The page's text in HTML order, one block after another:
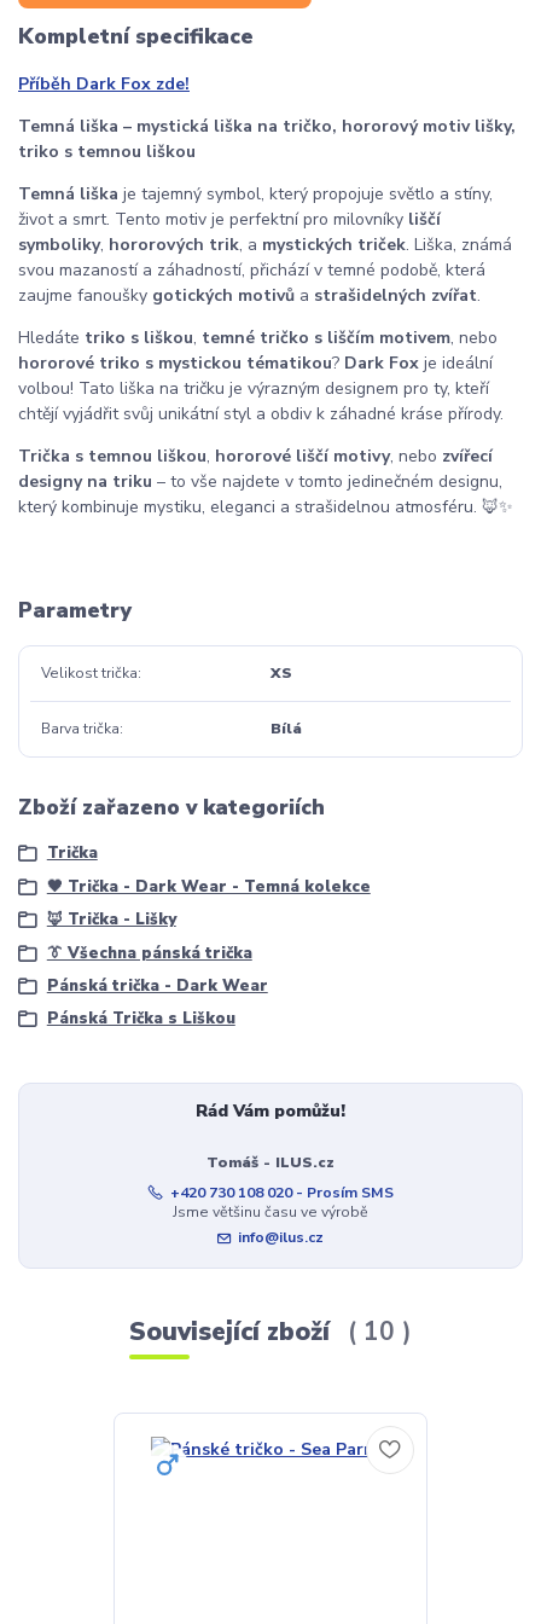
Kompletní specifikace
Příběh Dark Fox zde!
Temná liška – mystická liška na tričko, hororový motiv lišky,
triko s temnou liškou
Temná liška je tajemný symbol, který propojuje světlo a stíny,
život a smrt. Tento motiv je perfektní pro milovníky liščí
symboliky, hororových trik, a mystických triček. Liška, známá
svou mazaností a záhadností, přichází v temné podobě, která
zaujme fanoušky gotických motivů a strašidelných zvířat.
Hledáte triko s liškou, temné tričko s liščím motivem, nebo
hororové triko s mystickou tématikou? Dark Fox je ideální
volbou! Tato liška na tričku je výrazným designem pro ty, kteří
chtějí vyjádřit svůj unikátní styl a obdiv k záhadné kráse přírody.
Trička s temnou liškou, hororové liščí motivy, nebo zvířecí
designy na triku – to vše najdete v tomto jedinečném designu,
který kombinuje mystiku, eleganci a strašidelnou atmosféru. 🦊✨
Parametry
Velikost trička XS
Barva trička Bílá
Zboží zařazeno v kategoriích
Trička
🖤 Trička - Dark Wear - Temná kolekce
🦊 Trička - Lišky
👔 Všechna pánská trička
Pánská trička - Dark Wear
Pánská Trička s Liškou
Rád Vám pomůžu!
Tomáš - ILUS.cz
+420 730 108 020 - Prosím SMS
Jsme většinu času ve výrobě
info@ilus.cz
Související zboží 10